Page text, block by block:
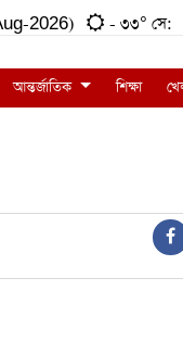
2026) - ৩৩° সে:
আন্তর্জাতিক শিক্ষা